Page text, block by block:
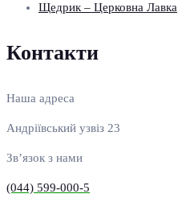
Щедрик – Церковна Лавка
Контакти
Наша адреса
Андріївський узвіз 23
Зв’язок з нами
(044) 599-000-5